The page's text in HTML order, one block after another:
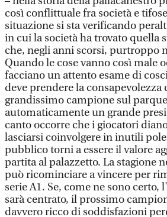
così conflittuale fra società e
situazione si sta verificando
in cui la società ha trovato quella
che, negli anni scorsi, purtroppo
Quando le cose vanno così male
facciano un attento esame di
deve prendere la consapevolezza
grandissimo campione sul
automaticamente un grande
canto occorre che i giocatori
lasciarsi coinvolgere in inutili
pubblico torni a essere il valore
partita al palazzetto. La stagione
può ricominciare a vincere per
serie A1. Se, come ne sono certo,
sarà centrato, il prossimo
davvero ricco di soddisfazioni